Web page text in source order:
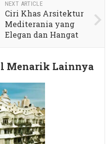
NEXT ARTICLE
Ciri Khas Arsitektur
Mediterania yang
Elegan dan Hangat
Menarik Lainnya